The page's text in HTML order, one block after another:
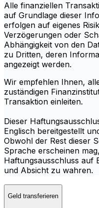
Alle finanziellen
auf Grundlage dieser
erfolgen auf eigenes
Verzögerungen oder
Abhängigkeit von den
zu Dritten, deren
angezeigt werden.
Wir empfehlen Ihnen,
zuständigen
Transaktion einleiten.
Dieser
Englisch bereitgestellt
Obwohl der Rest dieser
Sprache erscheinen
Haftungsausschluss auf
und Absicht zu wahren.
Geld transferieren